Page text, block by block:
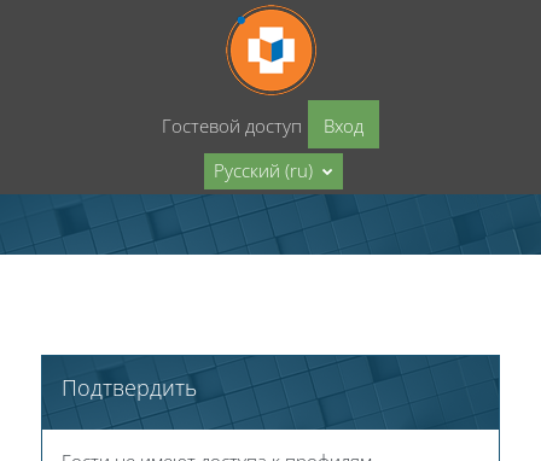
Перейти к основному содержанию
Гостевой доступ
Вход
Русский ‎(ru)‎
Подтвердить